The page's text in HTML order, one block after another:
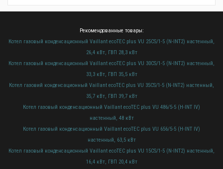
Рекомендованные товары:
Котел газовый конденсационный Vaillant ecoTEC plus VU 25CS/1-5 (N-INT2) настенный,
26,4 кВт, ГВП 28,3 кВт
Котел газовый конденсационный Vaillant ecoTEC plus VU 30CS/1-5 (N-INT2) настенный,
33,3 кВт, ГВП 35,5 кВт
Котел газовий конденсационный Vaillant ecoTEC plus VU 35CS/1-5 (N-INT2) настенный,
35,7 кВт, ГВП 39,7 кВт
Котел газовый конденсационный Vaillant ecoTEC plus VU 486/5-5 (H-INT IV)
настенный, 48 кВт
Котел газовый конденсационный Vaillant ecoTEC plus VU 656/5-5 (H-INT IV)
настенный, 63,5 кВт
Котел газовый конденсационный Vaillant ecoTEC plus VU 15CS/1-5 (N-INT2) настенный,
16,4 кВт, ГВП 20,4 кВт